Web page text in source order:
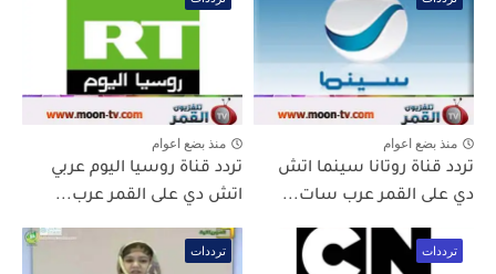
منذ بضع اعوام
تردد قناة روتانا سينما اتش
دي على القمر عرب سات...
منذ بضع اعوام
تردد قناة روسيا اليوم عربي
اتش دي على القمر عرب...
ترددات ترددات